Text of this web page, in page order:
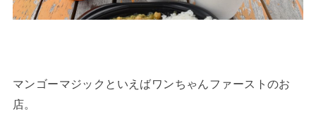
マンゴーマジックといえばワンちゃんファーストのお
店。